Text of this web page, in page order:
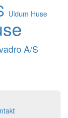
Uldum Huse
A/S